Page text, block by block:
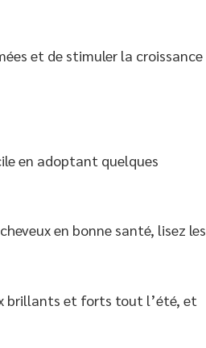
et de stimuler la croissance
en adoptant quelques
en bonne santé, lisez les
brillants et forts tout l’été, et